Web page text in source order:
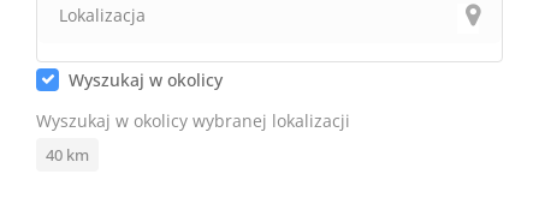
Wyszukaj w okolicy
Wyszukaj w okolicy wybranej lokalizacji
40 km